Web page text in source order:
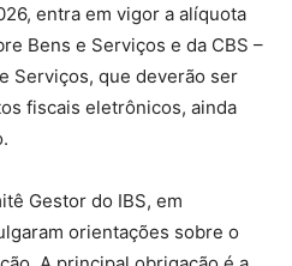
entra em vigor a alíquota
Bens e Serviços e da CBS –
Serviços, que deverão ser
fiscais eletrônicos, ainda
Gestor do IBS, em
orientações sobre o